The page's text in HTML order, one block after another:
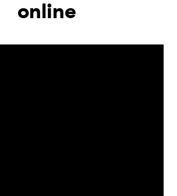
online